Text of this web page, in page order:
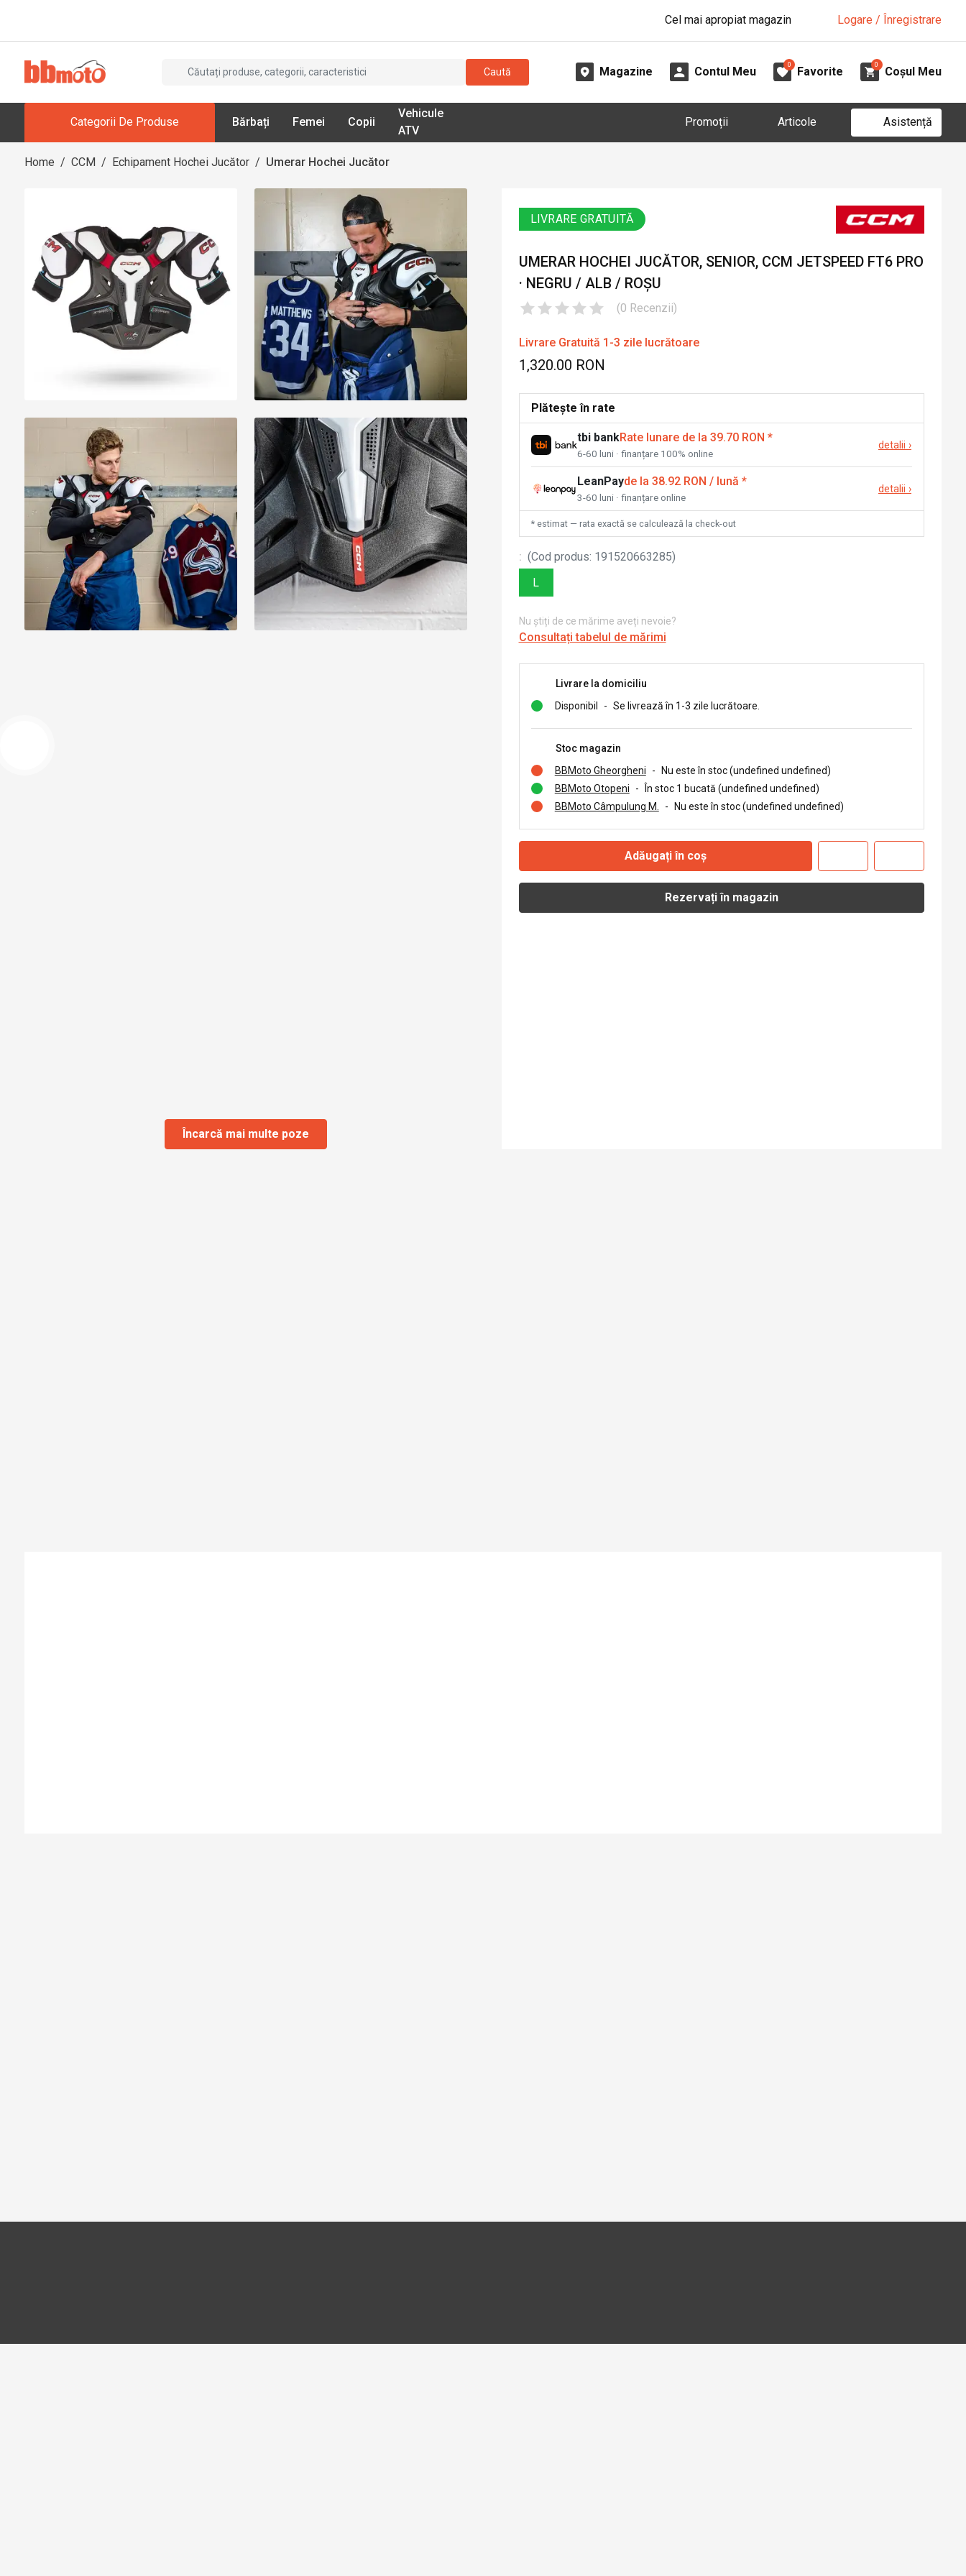
Cel mai apropiat magazin Logare / Înregistrare
Caută Magazine Contul Meu
0
Favorite
0
Coșul Meu
Categorii De Produse Bărbați Femei Copii
Vehicule
ATV
Promoții Articole Asistență
Home / CCM / Echipament Hochei Jucător / Umerar Hochei Jucător
Încarcă mai multe poze
LIVRARE GRATUITĂ
UMERAR HOCHEI JUCĂTOR, SENIOR, CCM JETSPEED FT6 PRO
· NEGRU / ALB / ROȘU
(0 Recenzii)
Livrare Gratuită 1-3 zile lucrătoare
1,320.00 RON
Plătește în rate
tbi bankRate lunare de la 39.70 RON *
6-60 luni · finanțare 100% online
detalii ›
LeanPayde la 38.92 RON / lună *
3-60 luni · finanțare online
detalii ›
* estimat — rata exactă se calculează la check-out
: (Cod produs: 191520663285)
L
Nu știți de ce mărime aveți nevoie?
Consultați tabelul de mărimi
Livrare la domiciliu
Disponibil
- Se livrează în 1-3 zile lucrătoare.
Stoc magazin
BBMoto Gheorgheni
-
Nu este în stoc (undefined undefined)
BBMoto Otopeni
-
În stoc 1 bucată (undefined undefined)
BBMoto Câmpulung M.
- Nu este în stoc (undefined undefined)
Adăugați în coș
Rezervați în magazin